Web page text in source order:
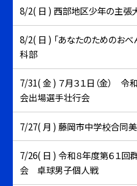
8/2( 日 ) 西部地区少年の主張
8/2( 日 ) 「あなたのためのお
科部
7/31( 金 ) ７月３１日（金）
会出場選手壮行会
7/27( 月 ) 藤岡市中学校合同
7/26( 日 ) 令和８年度第６１
会 卓球男子個人戦